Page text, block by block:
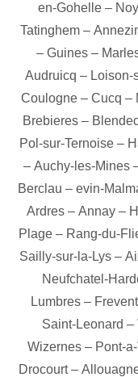
en-Gohelle –
Tatinghem –
– Guines–
Audruicq – Loison-
Coulogne – Cucq –
Brebieres–
Pol-sur-Ternoise –
– Auchy-les-Mines
Berclau – evin-
Ardres– Annay–
Plage– Rang-du-
Sailly-sur-la-Lys–
Neufchatel-
Lumbres – Frevent
Saint-Leonard –
Wizernes – Pont-
Drocourt–